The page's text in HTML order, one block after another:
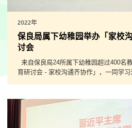
2022年
保良局属下幼稚园举办「家校
讨会
来自保良局24所属下幼稚园超过400名
育研讨会 - 家校沟通齐协作」，一同学习